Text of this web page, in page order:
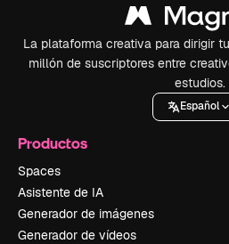
La plataforma creativa para dirigir
millón de suscriptores entre
estudios.
Español
Productos
Spaces
Asistente de IA
Generador de imágenes
Generador de vídeos